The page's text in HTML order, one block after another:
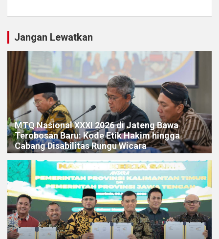
Jangan Lewatkan
MTQ Nasional XXXI 2026 di Jateng Bawa
Terobosan Baru: Kode Etik Hakim hingga
Cabang Disabilitas Rungu Wicara